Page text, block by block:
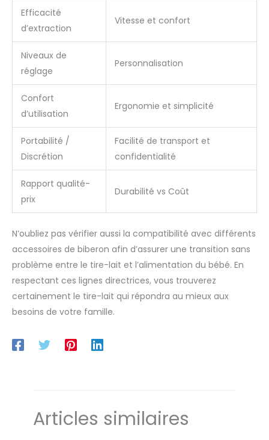
Efficacité
d’extraction
Vitesse et confort
Niveaux de
réglage
Personnalisation
Confort
d’utilisation
Ergonomie et simplicité
Portabilité /
Discrétion
Facilité de transport et
confidentialité
Rapport qualité-
prix
Durabilité vs Coût
N’oubliez pas vérifier aussi la compatibilité avec différents
accessoires de biberon afin d’assurer une transition sans
problème entre le tire-lait et l’alimentation du bébé. En
respectant ces lignes directrices, vous trouverez
certainement le tire-lait qui répondra au mieux aux
besoins de votre famille.
Articles similaires